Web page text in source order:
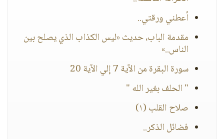
أعطني ورقتي..
مقدمة الباب، حديث «ليس الكذاب الذي يصلح بين
الناس..»
سورة البقرة من الآية 7 إلي الآية 20
" الحلف بغير الله "
صلاح القلب (١)
فضائل الذكر..